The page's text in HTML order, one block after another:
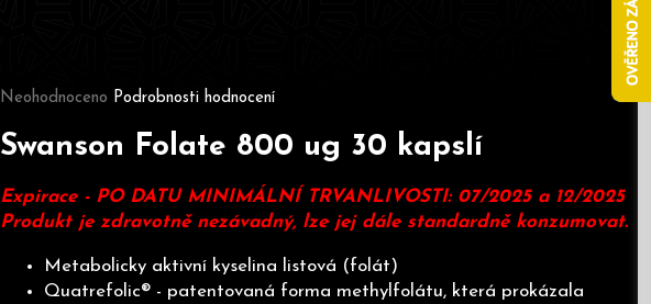
Neohodnoceno Podrobnosti hodnocení
Swanson Folate 800 ug 30 kapslí
Expirace - PO DATU MINIMÁLNÍ TRVANLIVOSTI: 07/2025 a 12/2025
Produkt je zdravotně nezávadný, lze jej dále standardně konzumovat.
Metabolicky aktivní kyselina listová (folát)
Quatrefolic® - patentovaná forma methylfolátu, která prokázala